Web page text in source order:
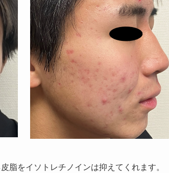
脂をイソトレチノインは抑えてくれます。